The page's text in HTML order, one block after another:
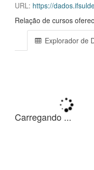
URL: https://
Relação de cursos
Explorador de